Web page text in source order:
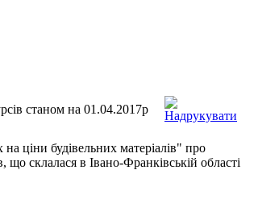
станом на 01.04.2017р
ціни будівельних матеріалів" про
що склалася в Івано-Франківській області